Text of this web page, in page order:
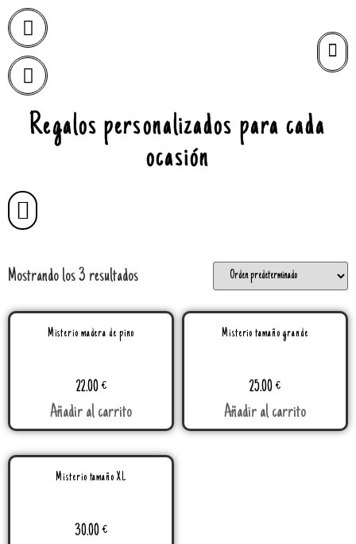
Regalos personalizados para cada
ocasión
Mostrando los 3 resultados
Misterio madera de pino
22.00€
Añadir al carrito
Misterio tamaño grande
25.00€
Añadir al carrito
Misterio tamaño XL
30.00€